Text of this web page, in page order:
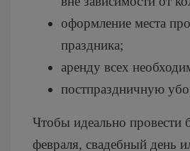
оформление места
праздника;
аренду всех
постпраздничную
Чтобы идеально провести
февраля, свадебный день